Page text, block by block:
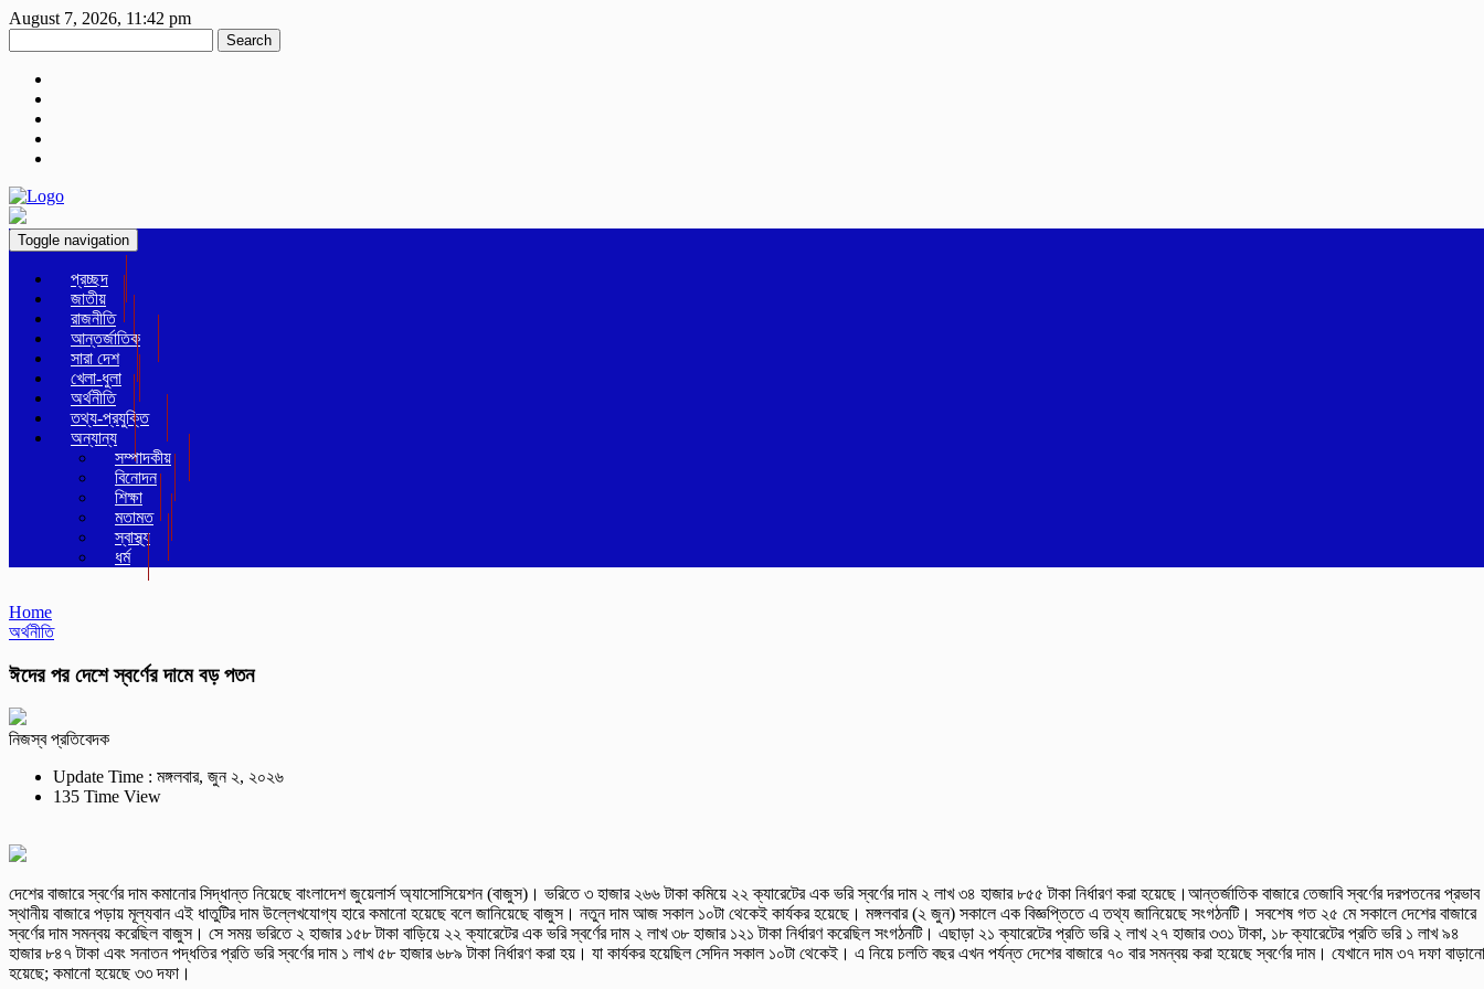
August 7, 2026, 11:42 pm
Search
Toggle navigation
প্রচ্ছদ
জাতীয়
রাজনীতি
আন্তর্জাতিক
সারা দেশ
খেলা-ধুলা
অর্থনীতি
তথ্য-প্রযুক্তি
অন্যান্য
সম্পাদকীয়
বিনোদন
শিক্ষা
মতামত
স্বাস্থ্য
ধর্ম
Home
অর্থনীতি
ঈদের পর দেশে স্বর্ণের দামে বড় পতন
নিজস্ব প্রতিবেদক
Update Time : মঙ্গলবার, জুন ২, ২০২৬
135 Time View
দেশের বাজারে স্বর্ণের দাম কমানোর সিদ্ধান্ত নিয়েছে বাংলাদেশ জুয়েলার্স অ্যাসোসিয়েশন (বাজুস)। ভরিতে ৩ হাজার ২৬৬ টাকা কমিয়ে ২২ ক্যারেটের এক ভরি স্বর্ণের দাম ২ লাখ ৩৪ হাজার ৮৫৫ টাকা নির্ধারণ করা হয়েছে।আন্তর্জাতিক বাজারে তেজাবি স্বর্ণের দরপতনের প্রভাব
স্থানীয় বাজারে পড়ায় মূল্যবান এই ধাতুটির দাম উল্লেখযোগ্য হারে কমানো হয়েছে বলে জানিয়েছে বাজুস। নতুন দাম আজ সকাল ১০টা থেকেই কার্যকর হয়েছে। মঙ্গলবার (২ জুন) সকালে এক বিজ্ঞপ্তিতে এ তথ্য জানিয়েছে সংগঠনটি। সবশেষ গত ২৫ মে সকালে দেশের বাজারে
স্বর্ণের দাম সমন্বয় করেছিল বাজুস। সে সময় ভরিতে ২ হাজার ১৫৮ টাকা বাড়িয়ে ২২ ক্যারেটের এক ভরি স্বর্ণের দাম ২ লাখ ৩৮ হাজার ১২১ টাকা নির্ধারণ করেছিল সংগঠনটি। এছাড়া ২১ ক্যারেটের প্রতি ভরি ২ লাখ ২৭ হাজার ৩৩১ টাকা, ১৮ ক্যারেটের প্রতি ভরি ১ লাখ ৯৪
হাজার ৮৪৭ টাকা এবং সনাতন পদ্ধতির প্রতি ভরি স্বর্ণের দাম ১ লাখ ৫৮ হাজার ৬৮৯ টাকা নির্ধারণ করা হয়। যা কার্যকর হয়েছিল সেদিন সকাল ১০টা থেকেই। এ নিয়ে চলতি বছর এখন পর্যন্ত দেশের বাজারে ৭০ বার সমন্বয় করা হয়েছে স্বর্ণের দাম। যেখানে দাম ৩৭ দফা বাড়ানো
হয়েছে; কমানো হয়েছে ৩৩ দফা।